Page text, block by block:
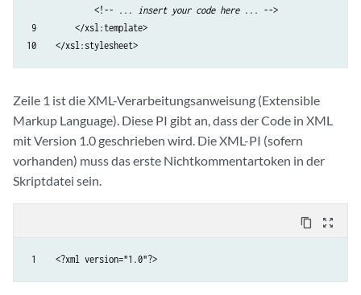
<!-- ... insert your code here ... -->
9        </xsl:template>
10    </xsl:stylesheet>
Zeile 1 ist die XML-Verarbeitungsanweisung (Extensible
Markup Language). Diese PI gibt an, dass der Code in XML
mit Version 1.0 geschrieben wird. Die XML-PI (sofern
vorhanden) muss das erste Nichtkommentartoken in der
Skriptdatei sein.
content_copy zoom_out_map
1    <?xml version="1.0"?>